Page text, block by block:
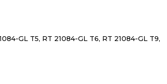
GL T5, RT 21084-GL T6, RT 21084-GL T9,